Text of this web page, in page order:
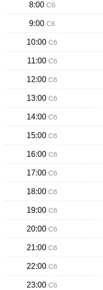
8:00 Сб
9:00 Сб
10:00 Сб
11:00 Сб
12:00 Сб
13:00 Сб
14:00 Сб
15:00 Сб
16:00 Сб
17:00 Сб
18:00 Сб
19:00 Сб
20:00 Сб
21:00 Сб
22:00 Сб
23:00 Сб